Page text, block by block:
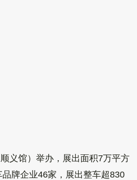
义馆）举办，展出面积7万平方
牌企业46家，展出整车超830